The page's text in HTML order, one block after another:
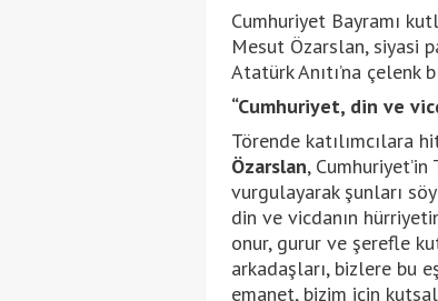
Cumhuriyet Bayramı
Mesut Özarslan, siyasi
Atatürk Anıtı’na çelenk
“Cumhuriyet, din ve
Törende katılımcılara
Özarslan,
vurgulayarak şunları
din ve vicdanın
onur, gurur ve şerefle
arkadaşları, bizlere bu
emanet, bizim için